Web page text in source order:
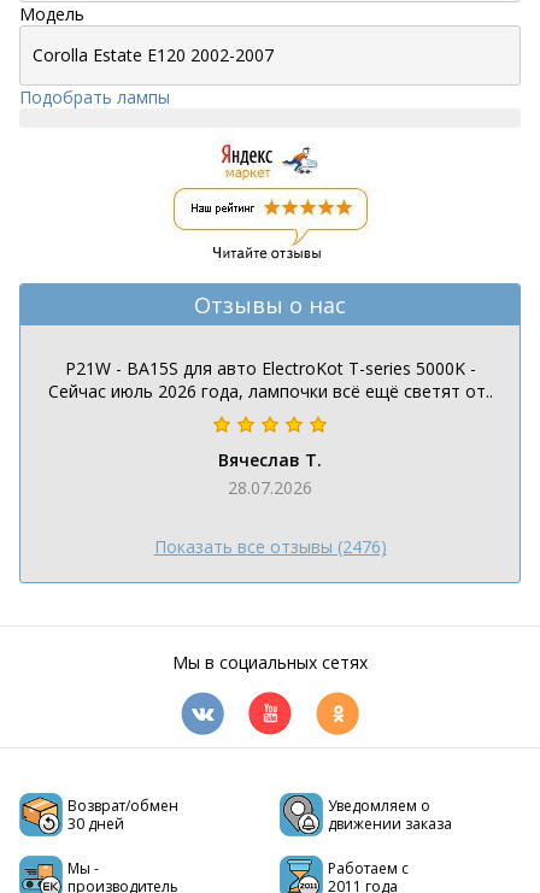
Модель
Подобрать лампы
Отзывы о нас
P21W - BA15S для авто ElectroKot T-series 5000K -
Сейчас июль 2026 года, лампочки всё ещё светят от..
Вячеслав Т.
28.07.2026
Показать все отзывы (2476)
Мы в социальных сетях
Возврат/обмен
30 дней
Уведомляем о
движении заказа
Мы -
производитель
Работаем с
2011 года